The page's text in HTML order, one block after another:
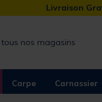
Livraison
nos magasins
Carpe Carnassier